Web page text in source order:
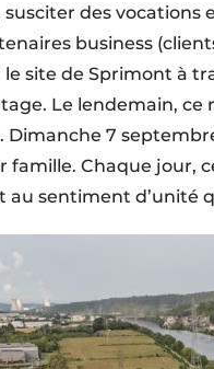
susciter des
business
site de Sprimont à
Le lendemain,
7
famille. Chaque jour,
au sentiment d’unité